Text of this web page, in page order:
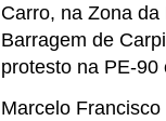
Carro, na Zona
Barragem de
protesto na PE-
Marcelo